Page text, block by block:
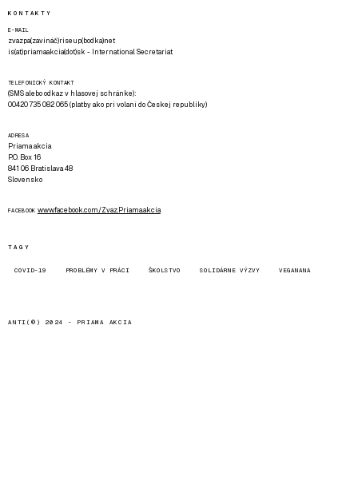
KONTAKTY
E-MAIL
zvazpa(zavináč)riseup(bodka)net
is(at)priamaakcia(dot)sk - International Secretariat
TELEFONICKÝ KONTAKT
(SMS alebo odkaz v hlasovej schránke):
00420 735 082 065 (platby ako pri volaní do Českej republiky)
ADRESA
Priama akcia
P.O. Box 16
841 06 Bratislava 48
Slovensko
FACEBOOK www.facebook.com/Zvaz.Priama.akcia
TAGY
COVID-19 PROBLÉMY V PRÁCI ŠKOLSTVO SOLIDÁRNE VÝZVY VEGANANA
ANTI(©) 2024 - PRIAMA AKCIA